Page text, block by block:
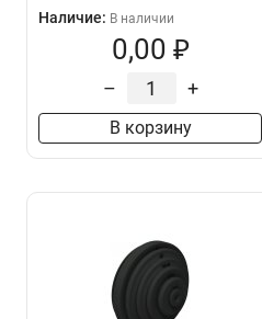
Наличие: В наличии
0,00 ₽
– +
В корзину